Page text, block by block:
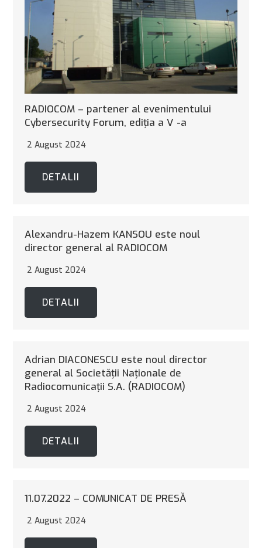
RADIOCOM – partener al evenimentului
Cybersecurity Forum, ediţia a V -a
2 August 2024
DETALII
Alexandru-Hazem KANSOU este noul
director general al RADIOCOM
2 August 2024
DETALII
Adrian DIACONESCU este noul director
general al Societăţii Naţionale de
Radiocomunicaţii S.A. (RADIOCOM)
2 August 2024
DETALII
11.07.2022 – COMUNICAT DE PRESĂ
2 August 2024